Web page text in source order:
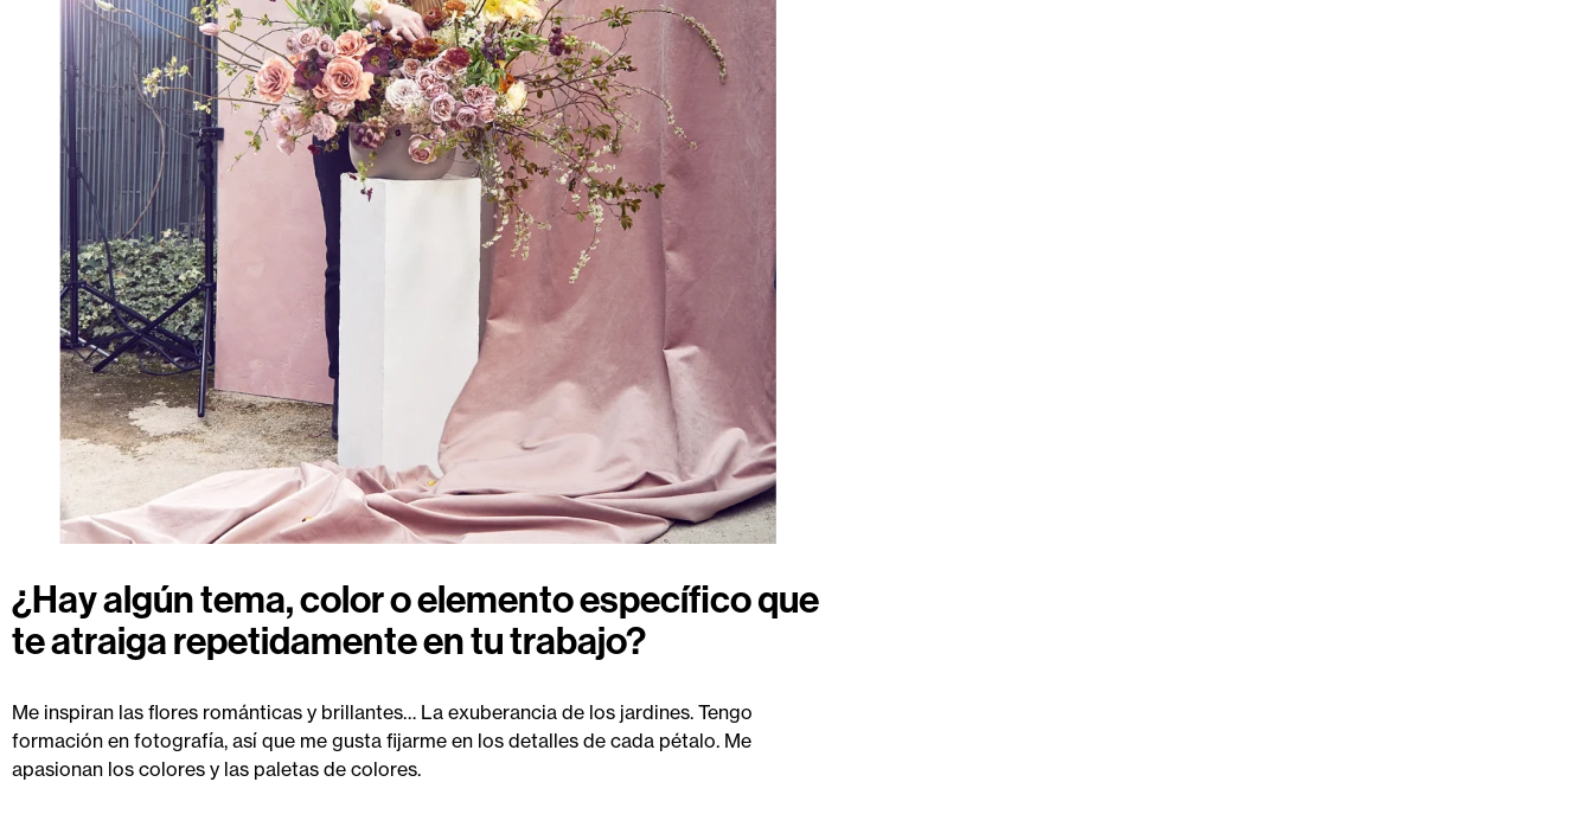
¿Hay algún tema, color o elemento específico que
te atraiga repetidamente en tu trabajo?
Me inspiran las flores románticas y brillantes… La exuberancia de los jardines. Tengo
formación en fotografía, así que me gusta fijarme en los detalles de cada pétalo. Me
apasionan los colores y las paletas de colores.